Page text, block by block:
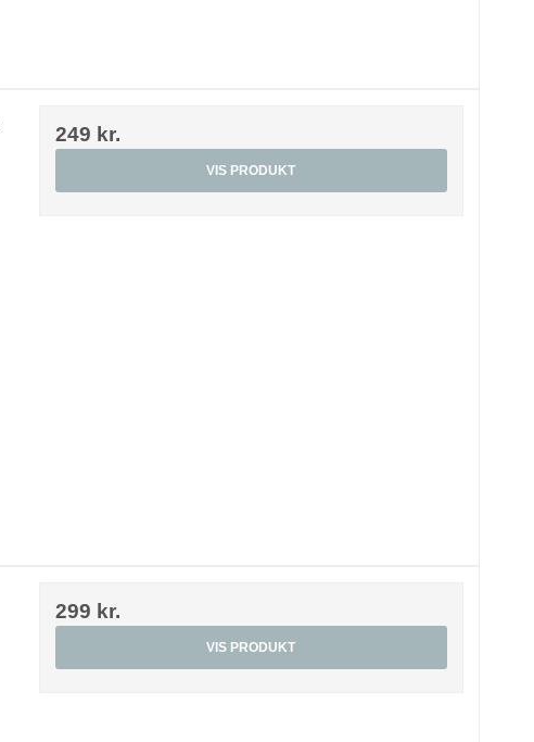
249 kr.
VIS PRODUKT
299 kr.
VIS PRODUKT